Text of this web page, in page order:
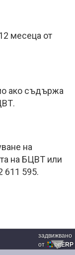
месеца от
ако съдържа
на
на БЦВТ или
611 595.
задвижвано
от
bgERP